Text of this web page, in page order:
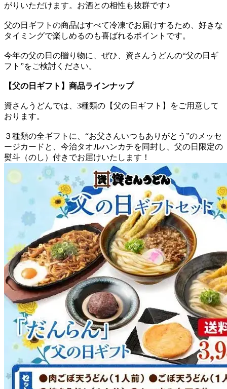
がりいただけます。お酒との相性も抜群です♪
父の日ギフトの商品はすべて冷凍でお届けするため、好きな
タイミングで楽しめるのも喜ばれるポイントです。
今年の父の日の贈り物に、ぜひ、資さんうどんの“父の日ギ
フト”をご検討ください。
【父の日ギフト】商品ラインナップ
資さんうどんでは、3種類の【父の日ギフト】をご用意して
おります。
３種類の全ギフトに、“お父さんいつもありがとう”のメッセ
ージカードと、今治タオルハンカチを同封し、父の日限定の
熨斗（のし）付きでお届けいたします！